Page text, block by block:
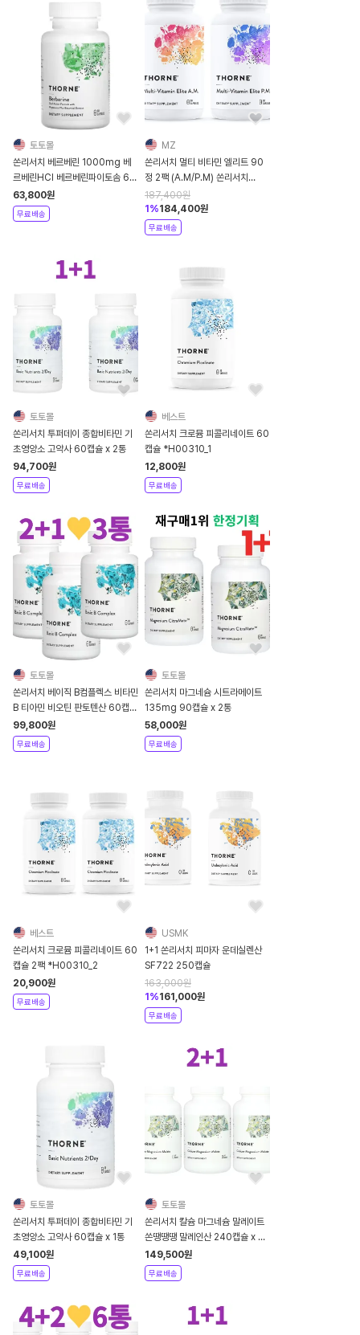
토토몰
쏜리서치 베르베린 1000mg 베
르베린HCI 베르베린파이토솜 60
캡슐 x 1통
63,800원
무료배송
MZ
쏜리서치 멀티 비타민 엘리트 90
정 2팩 (A.M/P.M) 쏜리서치
Multi-Vitamin Elite - Daily
Nutritional Su
187,400원
1 %184,400원
무료배송
토토몰
쏜리서치 투퍼데이 종합비타민 기
초영양소 고약사 60캡슐 x 2통
94,700원
무료배송
베스트
쏜리서치 크로뮴 피콜리네이트 60
캡슐 *H00310_1
12,800원
무료배송
토토몰
쏜리서치 베이직 B컴플렉스 비타민
B 티아민 비오틴 판토텐산 60캡슐
x 3통
99,800원
무료배송
토토몰
쏜리서치 마그네슘 시트라메이트
135mg 90캡슐 x 2통
58,000원
무료배송
베스트
쏜리서치 크로뮴 피콜리네이트 60
캡슐 2팩 *H00310_2
20,900원
무료배송
USMK
1+1 쏜리서치 피마자 운데실렌산
SF722 250캡슐
163,000원
1 %161,000원
무료배송
토토몰
쏜리서치 투퍼데이 종합비타민 기
초영양소 고약사 60캡슐 x 1통
49,100원
무료배송
토토몰
쏜리서치 칼슘 마그네슘 말레이트
쏜땡땡땡 말레인산 240캡슐 x 3
통
149,500원
무료배송